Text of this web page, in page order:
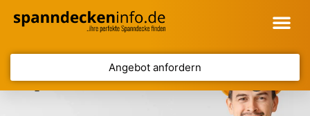
Angebot anfordern
Spanndecke Straubing